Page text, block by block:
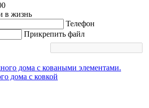
в жизнь
Телефон
Прикрепить файл
дома с ковкой